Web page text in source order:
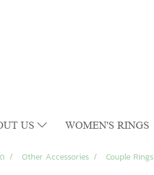
US WOMEN'S RINGS
Other Accessories Couple Rings